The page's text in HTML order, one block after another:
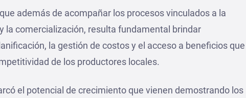
además de acompañar los procesos vinculados a la
la comercialización, resulta fundamental brindar
la gestión de costos y el acceso a beneficios que
de los productores locales.
el potencial de crecimiento que vienen demostrando los